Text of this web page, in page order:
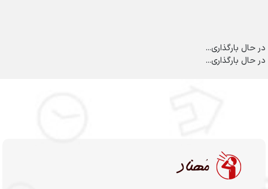
در حال بارگذاری...
در حال بارگذاری...